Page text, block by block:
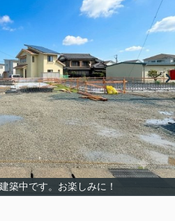
築中です。お楽しみに！